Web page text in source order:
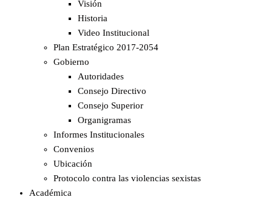
Visión
Historia
Video Institucional
Plan Estratégico 2017-2054
Gobierno
Autoridades
Consejo Directivo
Consejo Superior
Organigramas
Informes Institucionales
Convenios
Ubicación
Protocolo contra las violencias sexistas
Académica